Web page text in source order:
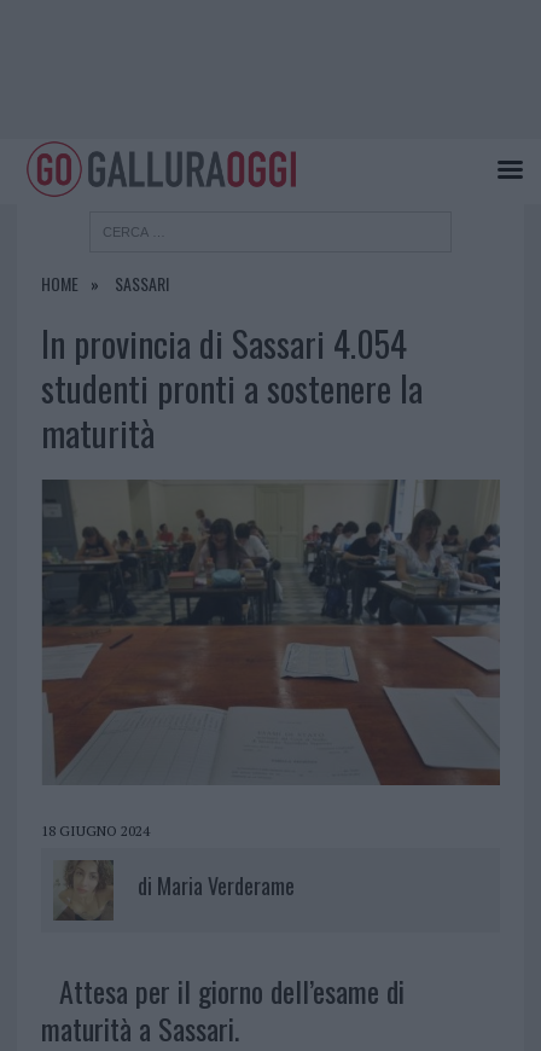
HOME SASSARI
In provincia di Sassari 4.054
studenti pronti a sostenere la
maturità
18 GIUGNO 2024
di Maria Verderame
Attesa per il giorno dell’esame di
maturità a Sassari.